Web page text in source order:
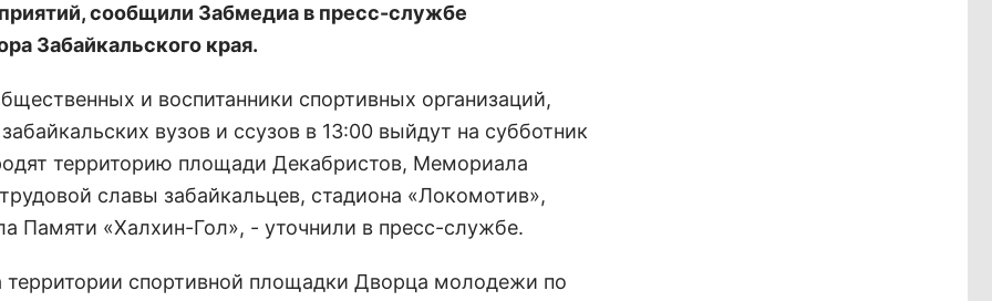
сообщили Забмедиа в пресс-службе
Забайкальского края.
и воспитанники спортивных организаций,
вузов и ссузов в 13:00 выйдут на субботник
территорию площади Декабристов, Мемориала
славы забайкальцев, стадиона «Локомотив»,
Памяти «Халхин-Гол», - уточнили в пресс-службе.
территории спортивной площадки Дворца молодежи по